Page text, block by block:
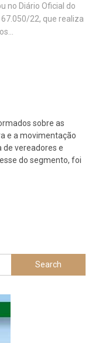
no Diário Oficial do
22, que realiza
sobre as
e a movimentação
de vereadores e
do segmento, foi